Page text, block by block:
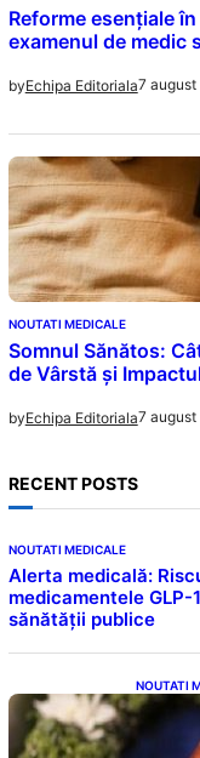
Reforme esențiale
examenul de medic
byEchipa Editoriala7
NOUTATI MEDICALE
Somnul Sănătos:
de Vârstă și
byEchipa Editoriala7
RECENT POSTS
NOUTATI MEDICALE
Alerta medicală:
medicamentele
sănătății publice
NOUTATI
Postul